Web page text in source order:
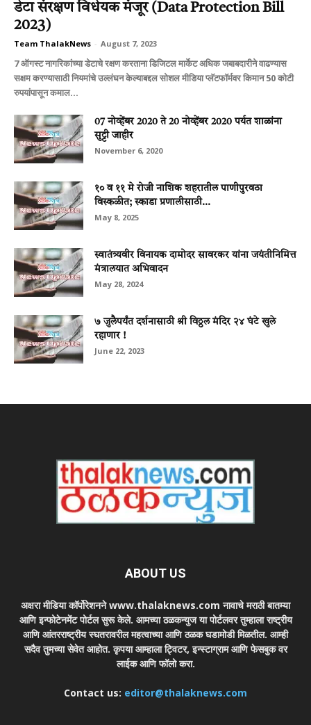
डेटा संरक्षण विधेयक मंजूर (Data Protection Bill
2023)
Team ThalakNews - August 7, 2023
7 ऑगस्ट नागरिकांच्या डेटाचे रक्षण करताना डिजिटल मार्केट अधिक जबाबदारीने वाढण्यास
सक्षम करण्यासाठी नियमांचे उल्लंघन केल्याबद्दल सोशल मीडिया प्लॅटफॉर्मवर किमान 50 कोटी
रुपयांपासून कमाल...
07 नोव्हेंबर 2020 ते 20 नोव्हेंबर 2020 पर्यत शाळांना
सुट्टी जाहीर
November 6, 2020
१० व ११ मे रोजी नाशिक शहरातील पाणीपुरवठा
विस्कळीत; स्काडा प्रणालीसाठी...
May 8, 2025
स्वातंत्र्यवीर विनायक दामोदर सावरकर यांना जयंतीनिमित्त
मंत्रालयात अभिवादन
May 28, 2024
७ जुलैपर्यंत दर्शनासाठी श्री विठ्ठल मंदिर २४ घंटे खुले
रहाणार !
June 22, 2023
ABOUT US
अक्षरा मीडिया कॉर्पोरेशनने www.thalaknews.com नावाचे मराठी बातम्या
आणि इन्फोटेनमेंट पोर्टल सुरू केले. आमच्या ठळकन्युज या पोर्टलवर तुम्हाला राष्ट्रीय
आणि आंतरराष्ट्रीय स्घतरावरील महत्वाच्या आणि ठळक घडामोडी मिळतील. आम्ही
सदैव तुमच्या सेवेत आहोत. कृपया आम्हाला ट्विटर, इन्स्टाग्राम आणि फेसबुक वर
लाईक आणि फॉलो करा.
Contact us: editor@thalaknews.com